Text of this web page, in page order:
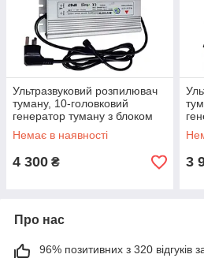
Ультразвуковий розпилювач
туману, 10-головковий
генератор туману з блоком
живлення
Немає в наявності
4 300 ₴ 3
Про нас
96% позитивних з 320 відгуків